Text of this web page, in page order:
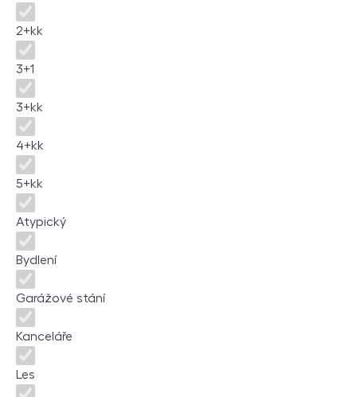
2+kk
3+1
3+kk
4+kk
5+kk
Atypický
Bydlení
Garážové stání
Kanceláře
Les